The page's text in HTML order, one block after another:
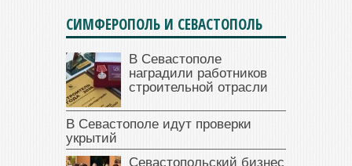
СИМФЕРОПОЛЬ И СЕВАСТОПОЛЬ
В Севастополе
наградили работников
строительной отрасли
В Севастополе идут проверки
укрытий
Севастопольский бизнес